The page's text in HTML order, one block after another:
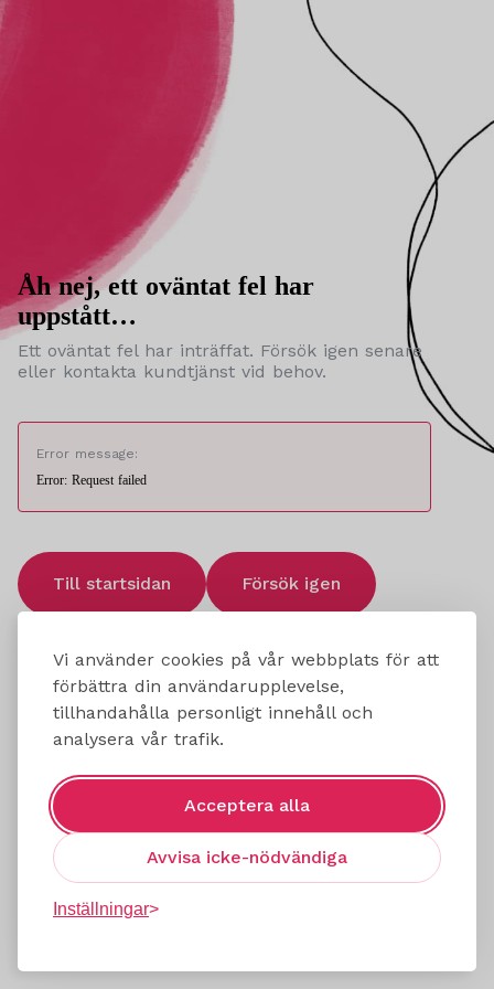
Vi använder cookies på vår webbplats för att
förbättra din användarupplevelse,
tillhandahålla personligt innehåll och
analysera vår trafik.
Acceptera alla
Avvisa icke-nödvändiga
Inställningar
Åh nej, ett oväntat fel har
uppstått…
Ett oväntat fel har inträffat. Försök igen senare
eller kontakta kundtjänst vid behov.
Error message:
Error: Request failed
Till startsidan Försök igen